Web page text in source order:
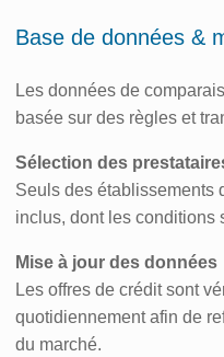
Base de données &
Les données de
basée sur des règles et
Sélection des
Seuls des établissements
inclus, dont les conditions
Mise à jour des données
Les offres de crédit sont
quotidiennement afin de
du marché.